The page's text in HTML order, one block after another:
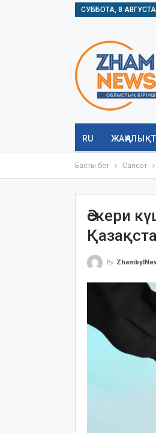
СУББОТА, 8
RU
Басты бет Саясат
Әскери
By